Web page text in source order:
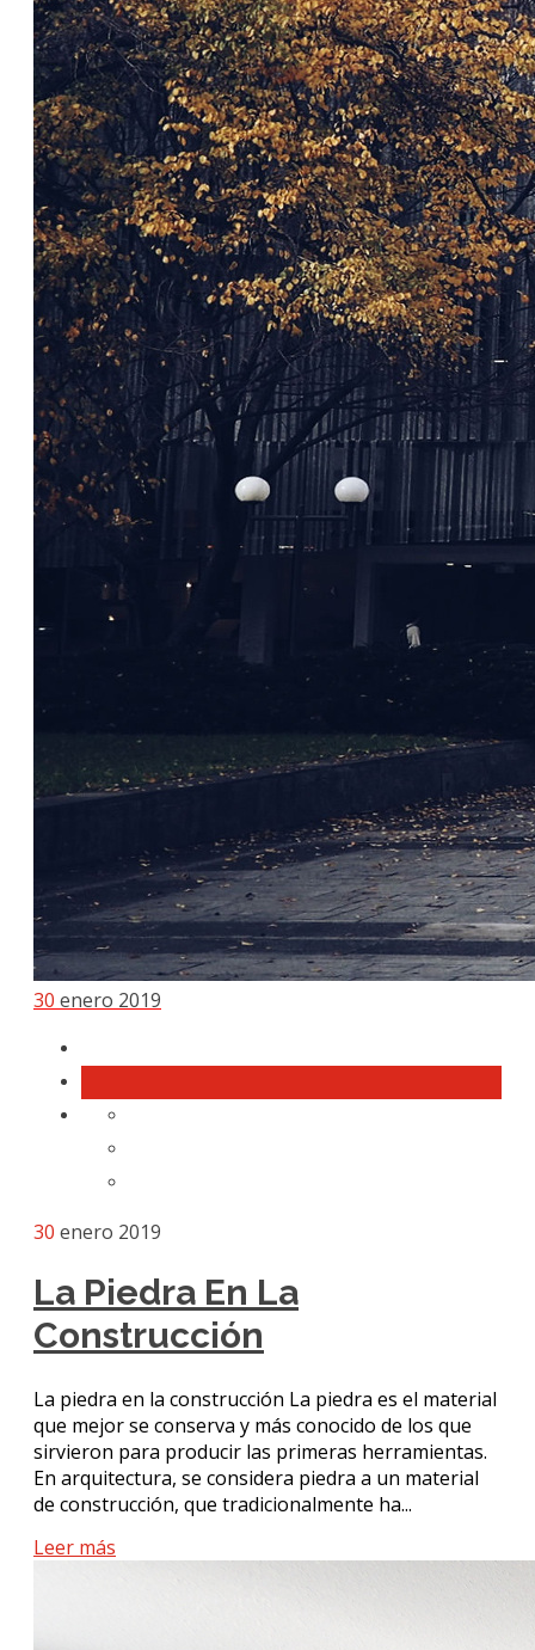
30 enero 2019
30 enero 2019
La Piedra En La
Construcción
La piedra en la construcción La piedra es el material
que mejor se conserva y más conocido de los que
sirvieron para producir las primeras herramientas.
En arquitectura, se considera piedra a un material
de construcción, que tradicionalmente ha...
Leer más